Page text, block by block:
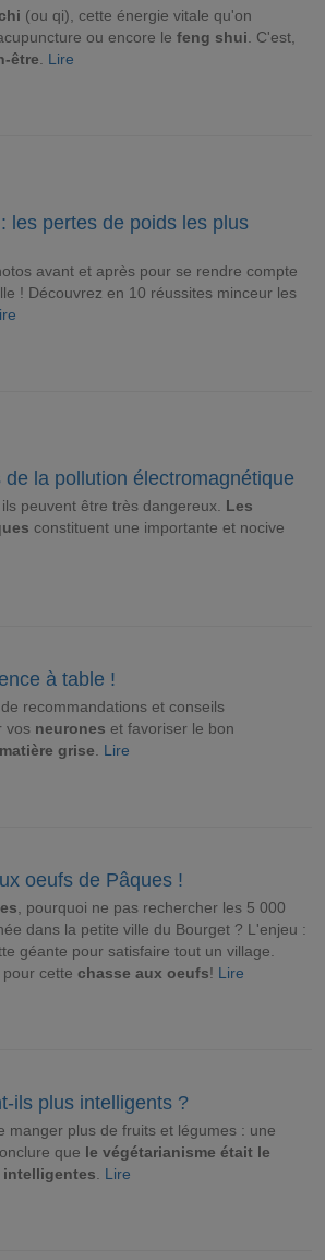
(ou qi), cette énergie vitale qu'on
ou encore le feng shui . C'est,
être
Lire
les pertes de poids les plus
avant et après pour se rendre compte
! Découvrez en 10 réussites minceur les
la pollution électromagnétique
peuvent être très dangereux. Les
constituent une importante et nocive
à table !
recommandations et conseils
vos neurones et favoriser le bon
matière grise
Lire
oeufs de Pâques !
, pourquoi ne pas rechercher les 5 000
dans la petite ville du Bourget ? L'enjeu :
géante pour satisfaire tout un village.
cette chasse aux oeufs! Lire
ils plus intelligents ?
manger plus de fruits et légumes : une
que le végétarianisme était le
Lire